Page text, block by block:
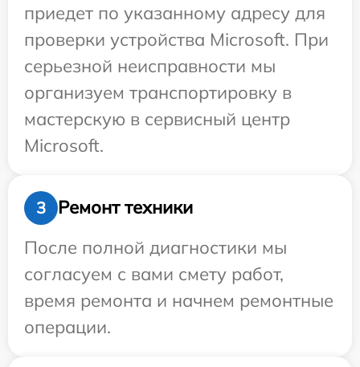
приедет по указанному адресу для
проверки устройства Microsoft. При
серьезной неисправности мы
организуем транспортировку в
мастерскую в сервисный центр
Microsoft.
3
Ремонт техники
После полной диагностики мы
согласуем с вами смету работ,
время ремонта и начнем ремонтные
операции.